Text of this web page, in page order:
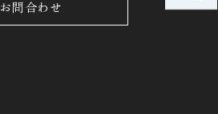
お問合わせ